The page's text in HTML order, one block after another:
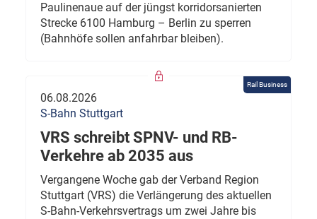
Paulinenaue auf der jüngst korridorsanierten
Strecke 6100 Hamburg – Berlin zu sperren
(Bahnhöfe sollen anfahrbar bleiben).
Rail Business
06.08.2026
S-Bahn Stuttgart
VRS schreibt SPNV- und RB-
Verkehre ab 2035 aus
Vergangene Woche gab der Verband Region
Stuttgart (VRS) die Verlängerung des aktuellen
S-Bahn-Verkehrsvertrags um zwei Jahre bis